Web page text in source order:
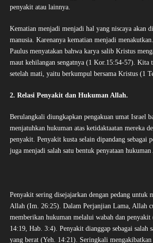
penyakit atau lainnya.
Kematian menjadi menjadi hal yang niscaya akan
manusia. Karenanya kematian menjadi
Paulus menyatakan bahwa karya salib Kristus
maut kehilangan sengatnya (1 Kor.15:54-57). Kita
setelah mati, yaitu berkumpul bersama Kristus (1
2. Relasi Penyakit dan Hukuman Allah.
Berulangkali diungkapkan pengakuan umat Israel
menjatuhkan hukuman atas ketidaktaatan mereka
penyakit. Penyakit kusta selain dipandang sebagai
juga menjadi salah satu bentuk penyataan
Penyakit sering disejajarkan dengan pedang untuk
Allah (Im. 26:25). Dalam Perjanjian Lama, Allah
memberikan hukuman melalui wabah dan penyakit
14:19, Hab. 3:4). Penyakit dianggap sebagai salah
yang berat (Yeh. 14:21). Seringkali mengakibatkan